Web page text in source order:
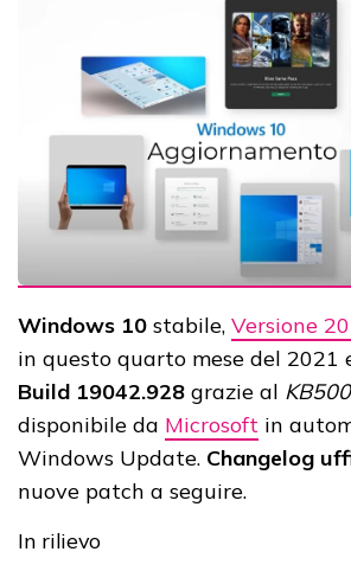
Windows 10 stabile, Versione
in questo quarto mese del 2021
Build 19042.928 grazie al
disponibile da Microsoft in
Windows Update. Changelog
nuove patch a seguire.
In rilievo